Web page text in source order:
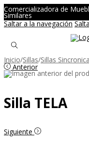
Comercializadora de
Similares
Saltar a la navegación
Inicio/Sillas/Sillas
Anterior
Silla TELA
Siguiente